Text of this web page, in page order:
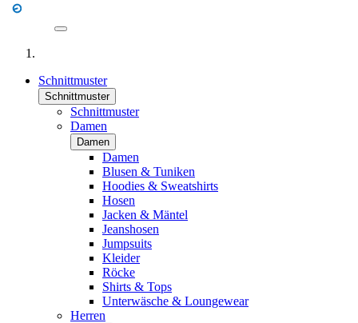
Schnittmuster
Schnittmuster
Schnittmuster
Damen
Damen
Damen
Blusen & Tuniken
Hoodies & Sweatshirts
Hosen
Jacken & Mäntel
Jeanshosen
Jumpsuits
Kleider
Röcke
Shirts & Tops
Unterwäsche & Loungewear
Herren